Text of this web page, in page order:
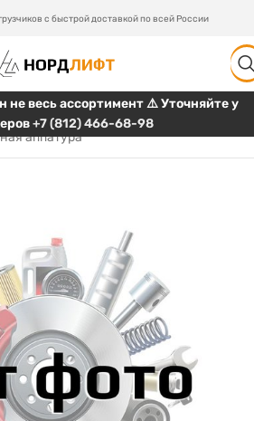
с быстрой доставкой по всей России
не весь ассортимент ⚠️ Уточняйте у
+7 (812) 466-68-98
аппатура